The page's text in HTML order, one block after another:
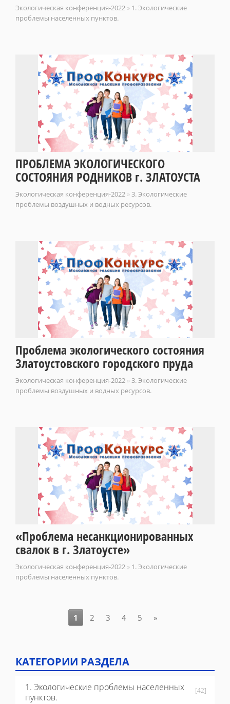
Экологическая конференция-2022 » 1. Экологические
проблемы населенных пунктов.
ПРОБЛЕМА ЭКОЛОГИЧЕСКОГО
СОСТОЯНИЯ РОДНИКОВ г. ЗЛАТОУСТА
Экологическая конференция-2022 » 3. Экологические
проблемы воздушных и водных ресурсов.
Проблема экологического состояния
Златоустовского городского пруда
Экологическая конференция-2022 » 3. Экологические
проблемы воздушных и водных ресурсов.
«Проблема несанкционированных
свалок в г. Златоусте»
Экологическая конференция-2022 » 1. Экологические
проблемы населенных пунктов.
1 2 3 4 5 »
КАТЕГОРИИ РАЗДЕЛА
1. Экологические проблемы населенных
пунктов.
[42]